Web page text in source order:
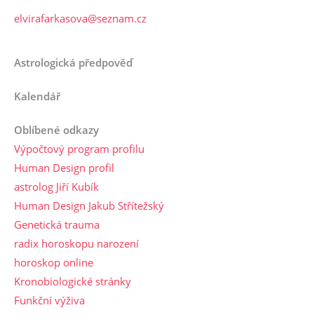
elvirafarkasova@seznam.cz
Astrologická předpověď
Kalendář
Oblíbené odkazy
Výpočtový program profilu
Human Design profil
astrolog Jiří Kubík
Human Design Jakub Střítežský
Genetická trauma
radix horoskopu narození
horoskop online
Kronobiologické stránky
Funkční výživa